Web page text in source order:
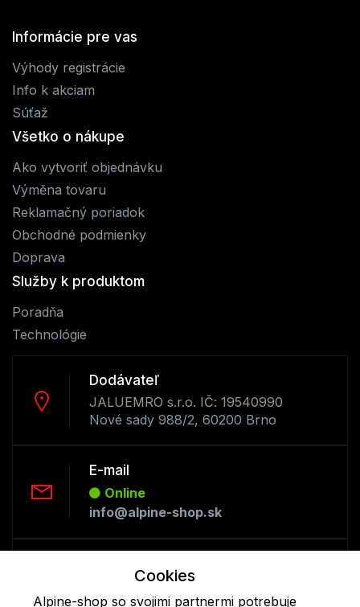
Informácie pre vas
Výhody registrácie
Info k akciam
Súťaž
Všetko o nákupe
Ako vytvoriť objednávku
Výměna tovaru
Reklamačný poriadok
Obchodné podmienky
Doprava
Služby k produktom
Poradňa
Technológie
Dodávateľ
JALUEMRO s.r.o. IČ: 19540990
Nové sady 988/2, 60200 Brno
E-mail
Online
info@alpine-shop.sk
Offline
+421 277 270 053
Cookies
Alpine-shop so svojimi partnermi potrebuje